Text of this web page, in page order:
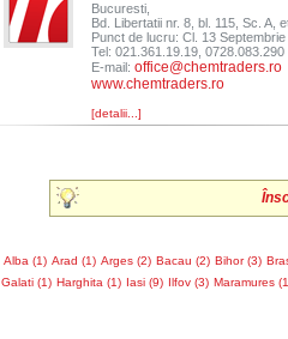
Bucuresti,
Bd. Libertatii nr. 8, bl. 115, Sc. A,
Punct de lucru: Cl. 13
Tel: 021.361.19.19, 0728.083.290
E-mail: office@chemtraders.ro
www.chemtraders.ro
[detalii...]
Alba (1) Arad (1) Arges (2) Bacau (2) Bihor (3)
Galati (1) Harghita (1) Iasi (9) Ilfov (3) Maramures